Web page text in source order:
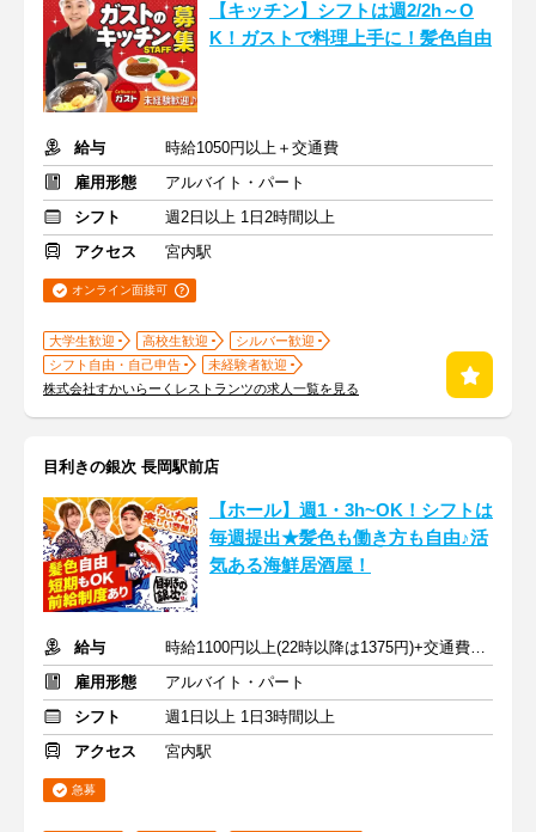
【キッチン】シフトは週2/2h～O
K！ガストで料理上手に！髪色自由
給与
時給1050円以上＋交通費
雇用形態
アルバイト・パート
シフト
週2日以上 1日2時間以上
アクセス
宮内駅
オンライン面接可
大学生歓迎 高校生歓迎
シルバー歓迎
シフト自由・自己申告
未経験者歓迎
株式会社すかいらーくレストランツの求人一覧を見る
目利きの銀次 長岡駅前店
【ホール】週1・3h~OK！シフトは
毎週提出★髪色も働き方も自由♪活
気ある海鮮居酒屋！
給与
時給1100円以上(22時以降は1375円)+交通費規定内支給
雇用形態
アルバイト・パート
シフト
週1日以上 1日3時間以上
アクセス
宮内駅
急募